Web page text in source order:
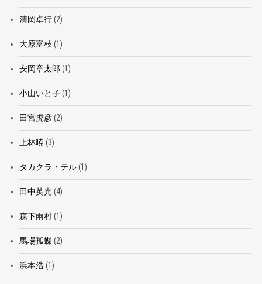
清岡卓行(2)
大原富枝 (1)
安岡章太郎 (1)
小山いと子(1)
田宮虎彦(2)
上林暁 (3)
タカクラ・テル(1)
田中英光(4)
森下雨村(1)
馬場孤蝶 (2)
浜本浩(1)